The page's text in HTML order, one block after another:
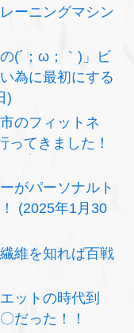
ーニングマシン
(´；ω；｀)」ビ
為に最初にする
)
のフィットネ
ってきました！
がパーソナルト
(2025年1月30
維を知れば百戦
ットの時代到
だった！！